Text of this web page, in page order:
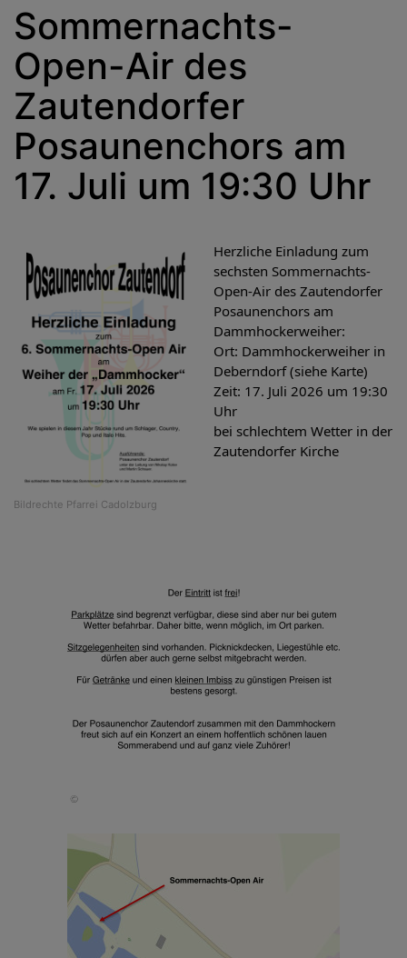
Sommernachts-
Open-Air des
Zautendorfer
Posaunenchors am
17. Juli um 19:30 Uhr
Bildrechte Pfarrei Cadolzburg
Herzliche Einladung zum
sechsten Sommernachts-
Open-Air des Zautendorfer
Posaunenchors am
Dammhockerweiher:
Ort: Dammhockerweiher in
Deberndorf (siehe Karte)
Zeit: 17. Juli 2026 um 19:30
Uhr
bei schlechtem Wetter in der
Zautendorfer Kirche